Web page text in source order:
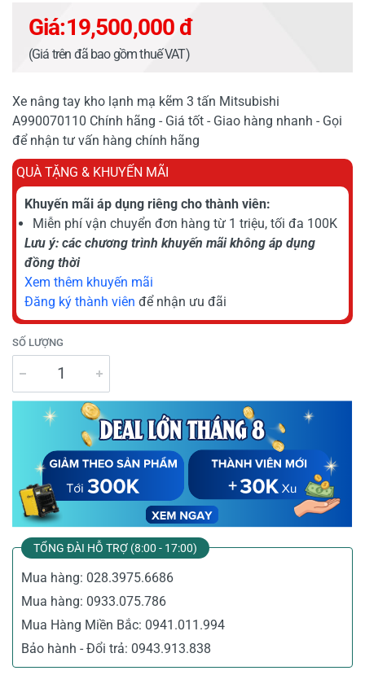
Giá:19,500,000 đ
(Giá trên đã bao gồm thuế VAT)
Xe nâng tay kho lạnh mạ kẽm 3 tấn Mitsubishi
A990070110 Chính hãng - Giá tốt - Giao hàng nhanh - Gọi
để nhận tư vấn hàng chính hãng
QUÀ TẶNG & KHUYẾN MÃI
Khuyến mãi áp dụng riêng cho thành viên:
Miễn phí vận chuyển đơn hàng từ 1 triệu, tối đa 100K
Lưu ý: các chương trình khuyến mãi không áp dụng
đồng thời
Xem thêm khuyến mãi
Đăng ký thành viên để nhận ưu đãi
SỐ LƯỢNG
TỔNG ĐÀI HỖ TRỢ (8:00 - 17:00)
Mua hàng: 028.3975.6686
Mua hàng: 0933.075.786
Mua Hàng Miền Bắc: 0941.011.994
Bảo hành - Đổi trả: 0943.913.838